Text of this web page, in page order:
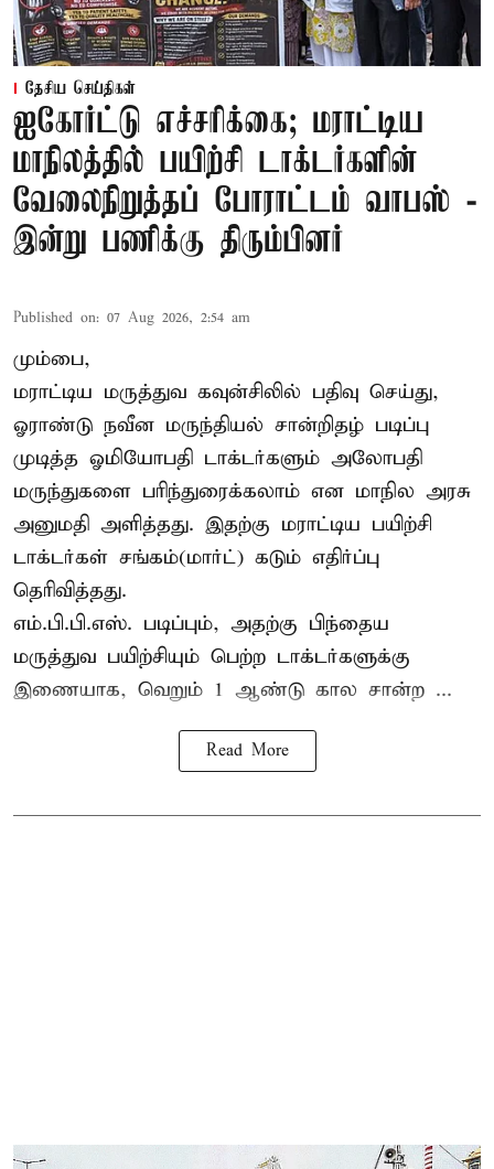
தேசிய செய்திகள்
ஐகோர்ட்டு எச்சரிக்கை; மராட்டிய
மாநிலத்தில் பயிற்சி டாக்டர்களின்
வேலைநிறுத்தப் போராட்டம் வாபஸ் -
இன்று பணிக்கு திரும்பினர்
Published on: 07 Aug 2026, 2:54 am
மும்பை,
மராட்டிய மருத்துவ கவுன்சிலில் பதிவு செய்து,
ஓராண்டு நவீன மருந்தியல் சான்றிதழ் படிப்பு
முடித்த ஓமியோபதி டாக்டர்களும் அலோபதி
மருந்துகளை பரிந்துரைக்கலாம் என மாநில அரசு
அனுமதி அளித்தது. இதற்கு மராட்டிய பயிற்சி
டாக்டர்கள் சங்கம்(மார்ட்) கடும் எதிர்ப்பு
தெரிவித்தது.
எம்.பி.பி.எஸ். படிப்பும், அதற்கு பிந்தைய
மருத்துவ பயிற்சியும் பெற்ற டாக்டர்களுக்கு
இணையாக, வெறும் 1 ஆண்டு கால சான்ற ...
Read More